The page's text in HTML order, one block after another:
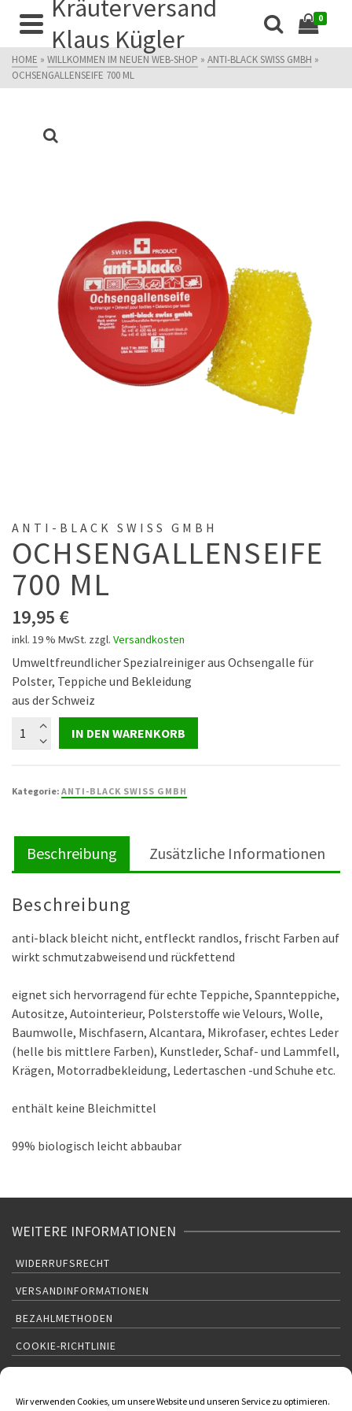
Wir verwenden Cookies, um unsere Website und unseren Service zu optimieren.
Kräuterversand
Klaus Kügler
0
HOME » WILLKOMMEN IM NEUEN WEB-SHOP » ANTI-BLACK SWISS GMBH »
OCHSENGALLENSEIFE 700 ML
ANTI-BLACK SWISS GMBH
OCHSENGALLENSEIFE
700 ML
19,95 €
inkl. 19 % MwSt. zzgl. Versandkosten
Umweltfreundlicher Spezialreiniger aus Ochsengalle für
Polster, Teppiche und Bekleidung
aus der Schweiz
OchsengallenseifeIN DEN WARENKORB
Kategorie: ANTI-BLACK SWISS GMBH
Beschreibung Zusätzliche Informationen
Beschreibung
anti-black bleicht nicht, entfleckt randlos, frischt Farben auf
wirkt schmutzabweisend und rückfettend
eignet sich hervorragend für echte Teppiche, Spannteppiche,
Autositze, Autointerieur, Polsterstoffe wie Velours, Wolle,
Baumwolle, Mischfasern, Alcantara, Mikrofaser, echtes Leder
(helle bis mittlere Farben), Kunstleder, Schaf- und Lammfell,
Krägen, Motorradbekleidung, Ledertaschen -und Schuhe etc.
enthält keine Bleichmittel
99% biologisch leicht abbaubar
WEITERE INFORMATIONEN
WIDERRUFSRECHT
VERSANDINFORMATIONEN
BEZAHLMETHODEN
COOKIE-RICHTLINIE
KRÄUTERVERSAND KLAUS KÜGLER